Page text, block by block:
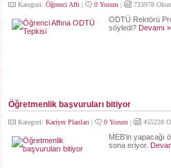
Kategori: Öğrenci Affı | 0 Yorum | 733978
ODTÜ Rektörü
söyledi? Devamı »
Öğretmenlik başvuruları bitiyor
Kategori: Kariyer Planları | 0 Yorum | 455228
MEB'in yapacağı
sona eriyor.